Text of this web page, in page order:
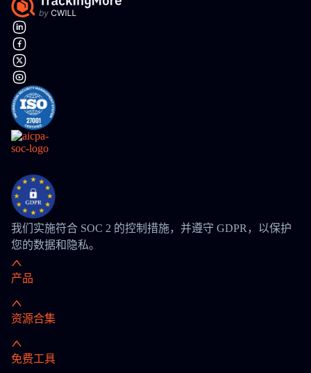
我们实施符合 SOC 2 的控制措施，并遵守 GDPR，以保护
您的数据和隐私。
产品
资源合集
免费工具